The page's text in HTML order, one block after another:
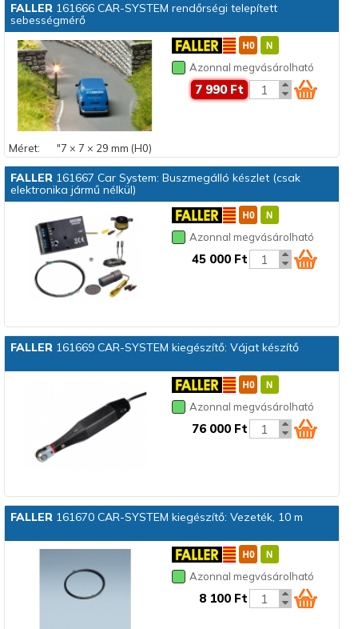
FALLER161666 CAR-SYSTEM rendőrségi telepített
sebességmérő
Azonnal megvásárolható
7 990 Ft
Méret: "7 × 7 × 29 mm (H0)
FALLER161667 Car System: Buszmegálló készlet (csak
elektronika jármű nélkül)
Azonnal megvásárolható
45 000 Ft
FALLER161669 CAR-SYSTEM kiegészítő: Vájat készítő
Azonnal megvásárolható
76 000 Ft
FALLER161670 CAR-SYSTEM kiegészítő: Vezeték, 10 m
Azonnal megvásárolható
8 100 Ft